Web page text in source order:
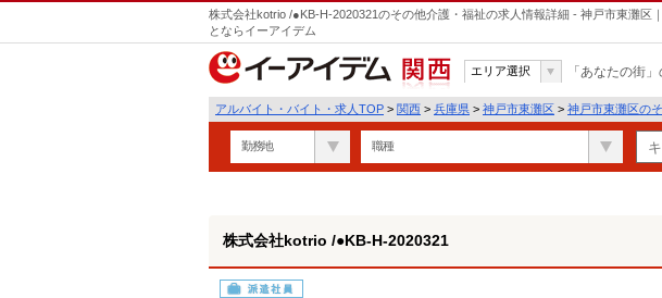
株式会社kotrio /●KB-H-2020321のその他介護・福祉の求人情報詳細 - 神戸市東灘区
とならイーアイデム
関西
エリア選択 「あなたの街
アルバイト・バイト・求人TOP > 関西 > 兵庫県 > 神戸市東灘区 > 神戸市東灘区の
勤務地 職種
株式会社kotrio /●KB-H-2020321